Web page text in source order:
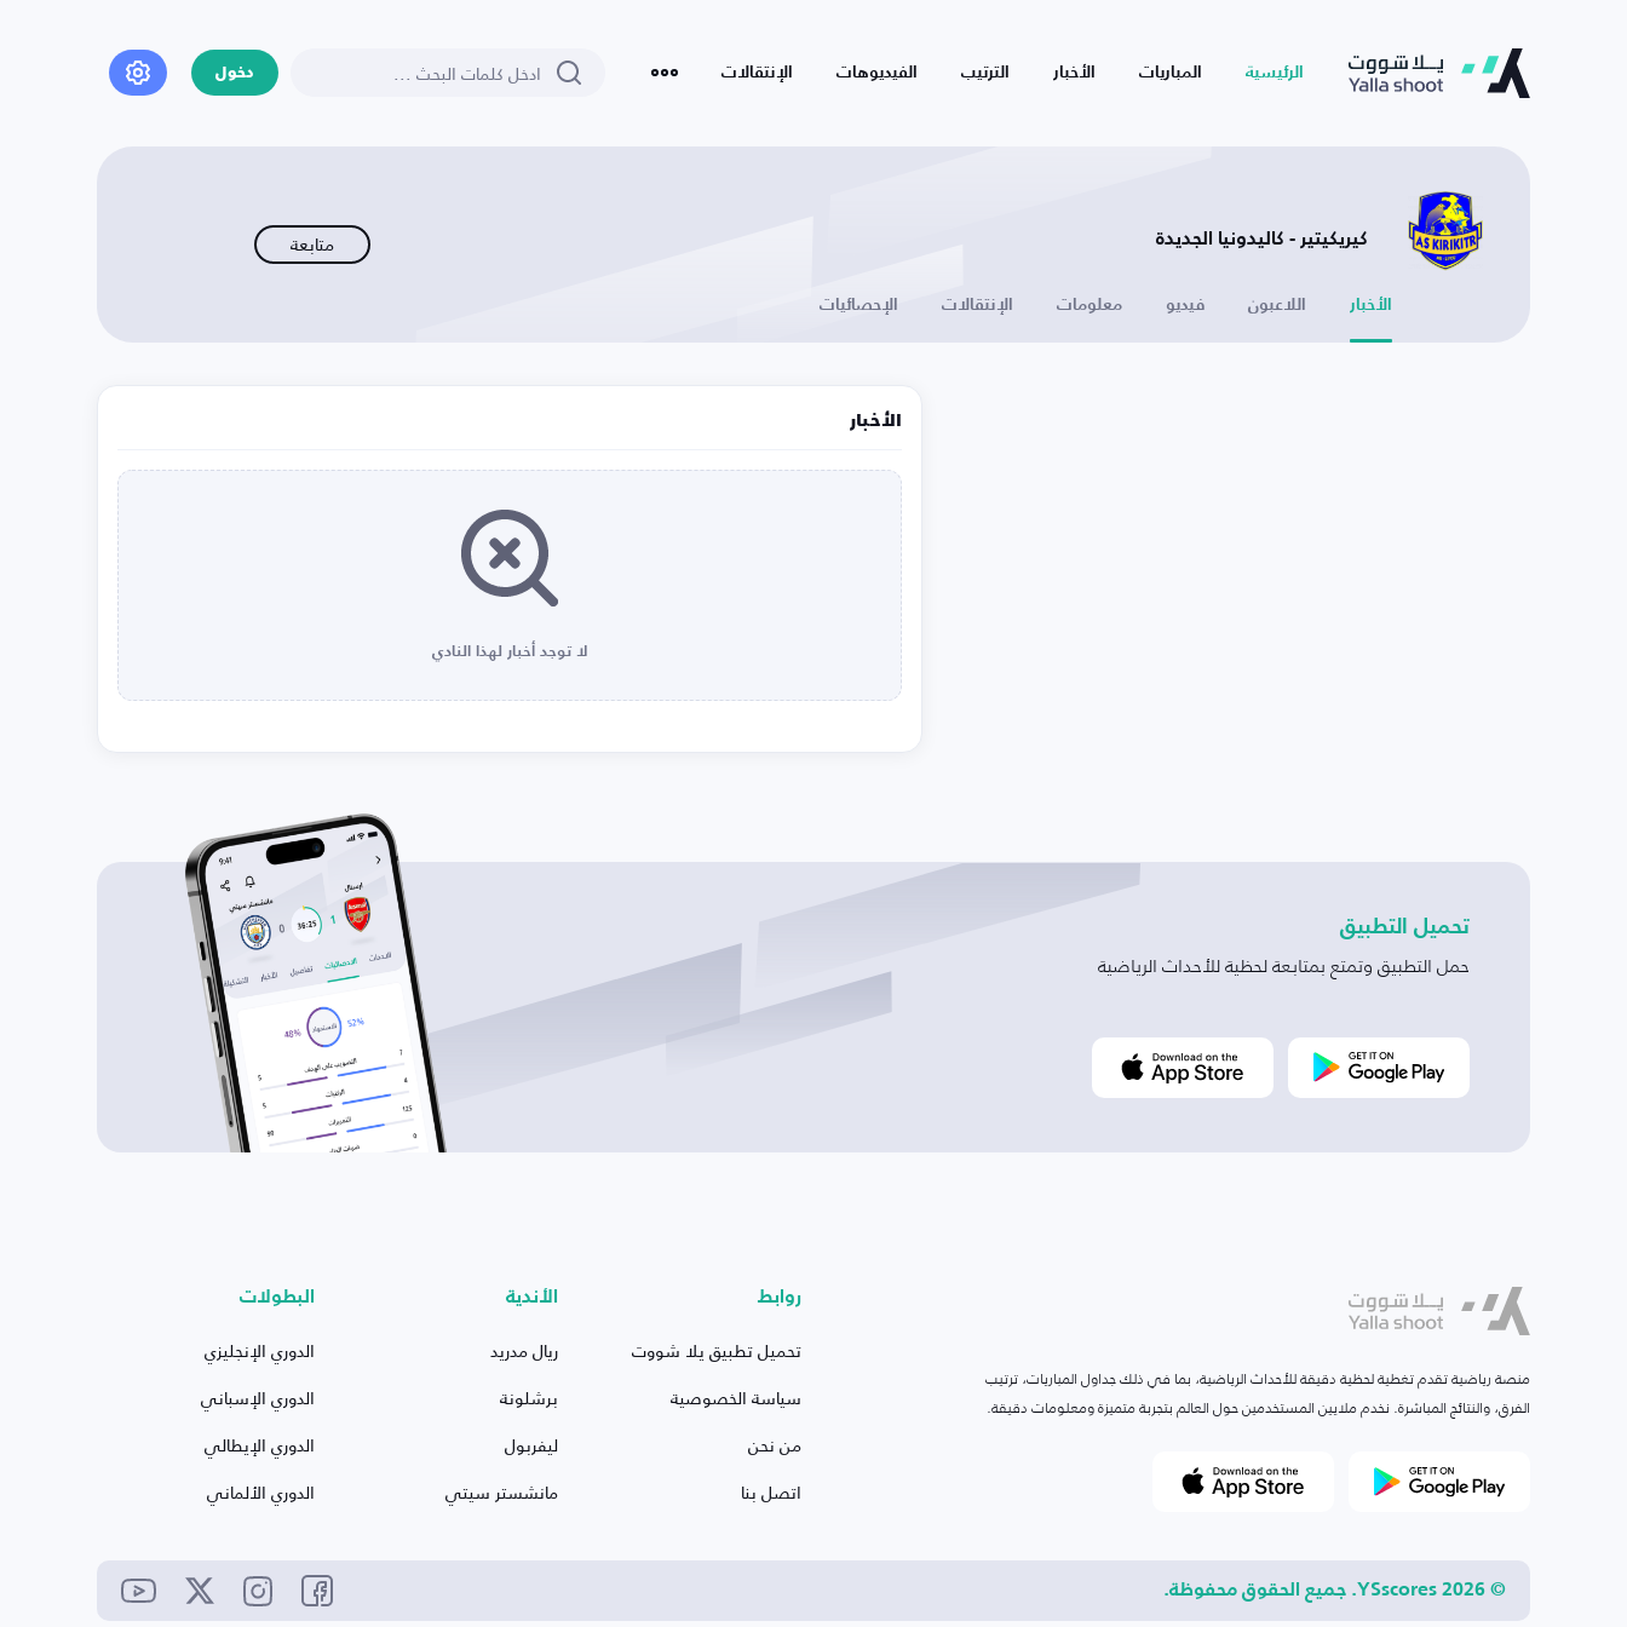
الرئيسية المباريات الأخبار الترتيب الفيديوهات الإنتقالات دخول
كيريكيتير - كاليدونيا الجديدة متابعة
الأخبار اللاعبون فيديو معلومات الإنتقالات الإحصائيات
الأخبار
لا توجد أخبار لهذا النادي
تحميل التطبيق
حمل التطبيق وتمتع بمتابعة لحظية للأحداث الرياضية
منصة رياضية تقدم تغطية لحظية دقيقة للأحداث الرياضية، بما في ذلك جداول المباريات، ترتيب
الفرق، والنتائج المباشرة. نخدم ملايين المستخدمين حول العالم بتجربة متميزة ومعلومات دقيقة.
روابط
تحميل تطبيق يلا شووت
سياسة الخصوصية
من نحن
اتصل بنا
الأندية
ريال مدريد
برشلونة
ليفربول
مانشستر سيتي
البطولات
الدوري الإنجليزي
الدوري الإسباني
الدوري الإيطالي
الدوري الألماني
© 2026 YSscores. جميع الحقوق محفوظة.